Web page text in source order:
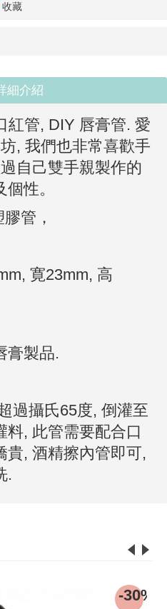
收藏
細介紹
紅管, DIY 唇膏管. 愛
, 我們也非常喜歡手
自己雙手親製作的
性。
管，
寛23mm, 高
膏製品.
過攝氏65度, 倒灌至
料, 此管需要配合口
貴, 酒精擦內管即可,
.
-30%